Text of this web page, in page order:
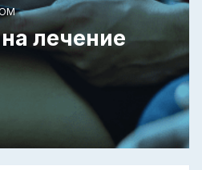
лечение